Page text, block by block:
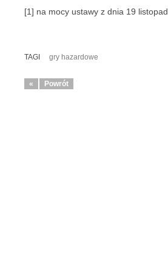
[1] na mocy ustawy z dnia 19
TAGI gry hazardowe
« Powrót